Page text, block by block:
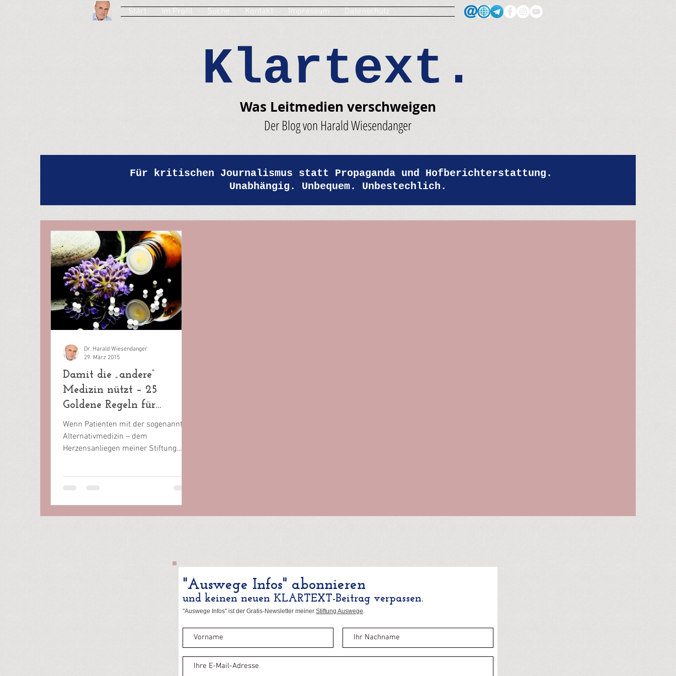
Start Im Profil Suche Kontakt Impressum Datenschutz
Klartext.
Was Leitmedien verschweigen
Der Blog von Harald Wiesendanger
Für kritischen Journalismus statt Propaganda und Hofberichterstattung.
Unabhängig. Unbequem. Unbestechlich.
Damit die „andere“
Medizin nützt – 25
Goldene Regeln für
Hilfesuchende
Wenn Patienten mit der sogenannten
Alternativmedizin – dem
Herzensanliegen meiner Stiftung
Dr. Harald Wiesendanger
29. März 2015
"Auswege Infos" abonnieren
und keinen neuen KLARTEXT-Beitrag verpassen.
"Auswege Infos" ist der Gratis-Newsletter meiner Stiftung Auswege